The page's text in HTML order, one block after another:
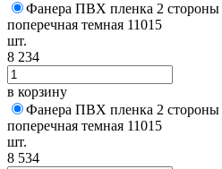
Фанера ПВХ пленка 2 стороны
поперечная темная 11015
шт.
8 234
в корзину
Фанера ПВХ пленка 2 стороны
поперечная темная 11015
шт.
8 534